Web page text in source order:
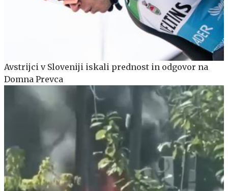
Avstrijci v Sloveniji iskali prednost in odgovor na
Domna Prevca